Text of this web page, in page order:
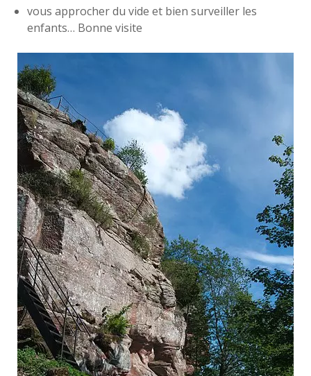
vous approcher du vide et bien surveiller les
enfants… Bonne visite